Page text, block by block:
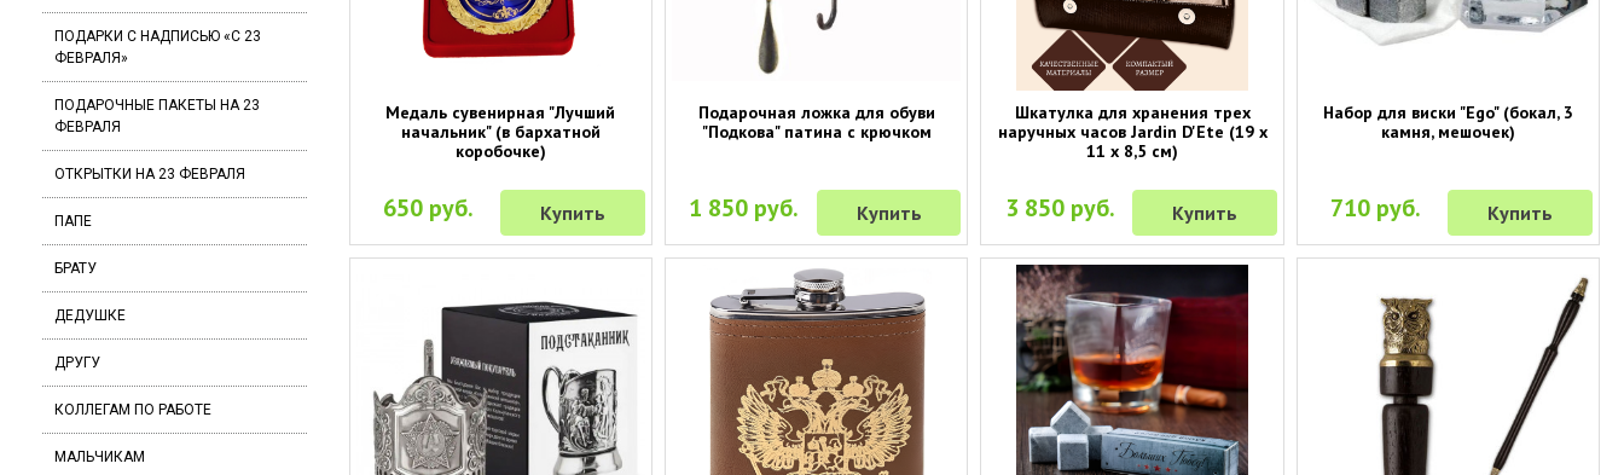
ПОДАРКИ С НАДПИСЬЮ «С 23
ФЕВРАЛЯ»
ПОДАРОЧНЫЕ ПАКЕТЫ НА 23
ФЕВРАЛЯ
ОТКРЫТКИ НА 23 ФЕВРАЛЯ
ПАПЕ
БРАТУ
ДЕДУШКЕ
ДРУГУ
КОЛЛЕГАМ ПО РАБОТЕ
МАЛЬЧИКАМ
Медаль сувенирная "Лучший
начальник" (в бархатной
коробочке)
650 руб. Купить
Подарочная ложка для обуви
"Подкова" патина с крючком
1 850 руб. Купить
Шкатулка для хранения трех
наручных часов Jardin D'Ete (19 х
11 х 8,5 см)
3 850 руб. Купить
Набор для виски "Ego" (бокал, 3
камня, мешочек)
710 руб. Купить